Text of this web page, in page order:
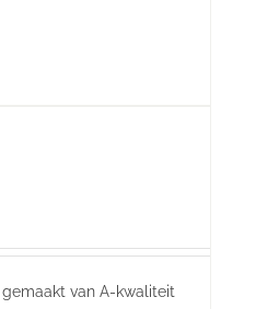
van A-kwaliteit